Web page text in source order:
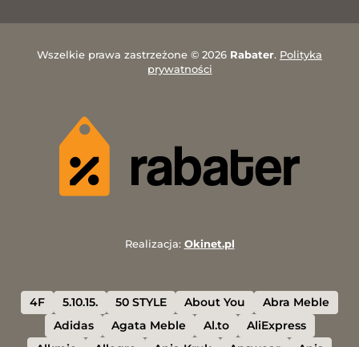
Wszelkie prawa zastrzeżone © 2026 Rabater. Polityka
prywatności
Realizacja: Okinet.pl
4F 5.10.15. 50 STYLE About You
Abra Meble
Adidas
Agata Meble Al.to
AliExpress